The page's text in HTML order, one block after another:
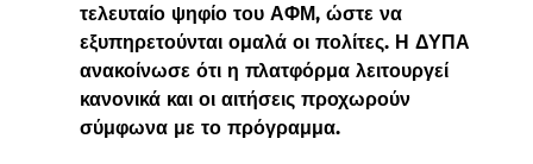
τελευταίο ψηφίο του ΑΦΜ, ώστε να
εξυπηρετούνται ομαλά οι πολίτες. Η ΔΥΠΑ
ανακοίνωσε ότι η πλατφόρμα λειτουργεί
κανονικά και οι αιτήσεις προχωρούν
σύμφωνα με το πρόγραμμα.